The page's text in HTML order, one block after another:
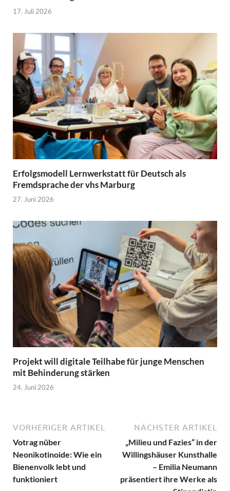
17. Juli 2026
Erfolgsmodell Lernwerkstatt für Deutsch als
Fremdsprache der vhs Marburg
27. Juni 2026
Projekt will digitale Teilhabe für junge Menschen
mit Behinderung stärken
24. Juni 2026
VORHERIGER ARTIKEL
Votrag nüber
Neonikotinoide: Wie ein
Bienenvolk lebt und
funktioniert
NÄCHSTER ARTIKEL
„Milieu und Fazies“ in der
Willingshäuser Kunsthalle
– Emilia Neumann
präsentiert ihre Werke als